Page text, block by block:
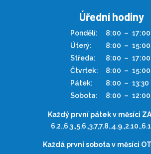
Úřední hodiny
Pondělí: 8:00 – 17:00
Úterý:
8:00 – 15:00
Středa:
8:00 – 17:00
Čtvrtek:
8:00 – 15:00
Pátek:
8:00 – 13:30
Sobota:
8:00 – 12:00
Každý první pátek v měsíci
Každá první sobota v měsíci